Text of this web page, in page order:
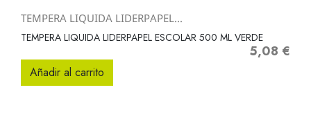
TEMPERA LIQUIDA LIDERPAPEL...
TEMPERA LIQUIDA LIDERPAPEL ESCOLAR 500 ML VERDE
Precio
5,08 €
Añadir al carrito